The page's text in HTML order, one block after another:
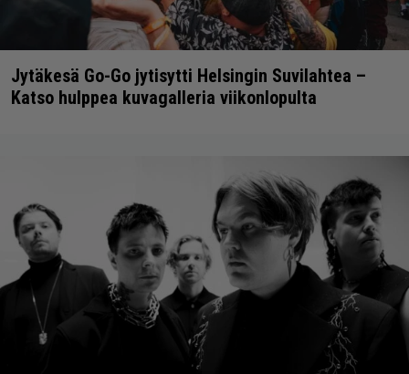
Jytäkesä Go-Go jytisytti Helsingin Suvilahtea –
Katso hulppea kuvagalleria viikonlopulta